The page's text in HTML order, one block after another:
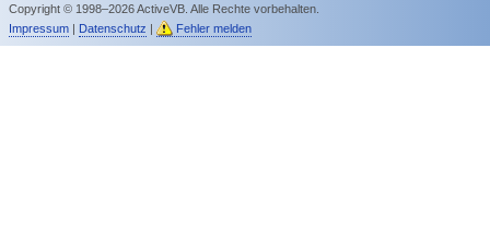
Copyright © 1998–2026 ActiveVB. Alle Rechte vorbehalten.
Impressum| Datenschutz | Fehler melden